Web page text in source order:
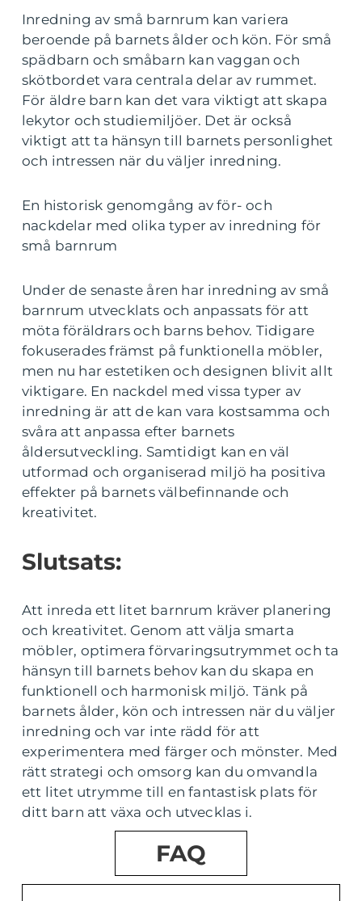
Inredning av små barnrum kan variera
beroende på barnets ålder och kön. För små
spädbarn och småbarn kan vaggan och
skötbordet vara centrala delar av rummet.
För äldre barn kan det vara viktigt att skapa
lekytor och studiemiljöer. Det är också
viktigt att ta hänsyn till barnets personlighet
och intressen när du väljer inredning.
En historisk genomgång av för- och
nackdelar med olika typer av inredning för
små barnrum
Under de senaste åren har inredning av små
barnrum utvecklats och anpassats för att
möta föräldrars och barns behov. Tidigare
fokuserades främst på funktionella möbler,
men nu har estetiken och designen blivit allt
viktigare. En nackdel med vissa typer av
inredning är att de kan vara kostsamma och
svåra att anpassa efter barnets
åldersutveckling. Samtidigt kan en väl
utformad och organiserad miljö ha positiva
effekter på barnets välbefinnande och
kreativitet.
Slutsats:
Att inreda ett litet barnrum kräver planering
och kreativitet. Genom att välja smarta
möbler, optimera förvaringsutrymmet och ta
hänsyn till barnets behov kan du skapa en
funktionell och harmonisk miljö. Tänk på
barnets ålder, kön och intressen när du väljer
inredning och var inte rädd för att
experimentera med färger och mönster. Med
rätt strategi och omsorg kan du omvandla
ett litet utrymme till en fantastisk plats för
ditt barn att växa och utvecklas i.
FAQ